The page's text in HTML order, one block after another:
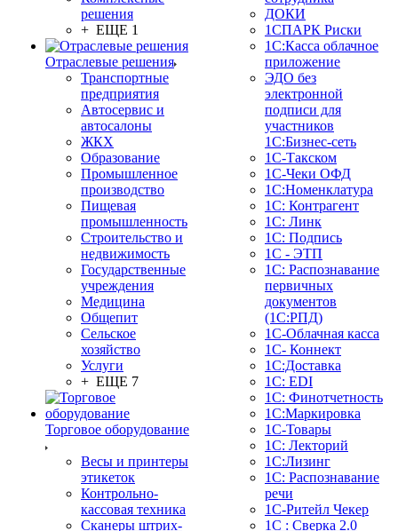
решения
+ ЕЩЕ 1
Отраслевые решения
Транспортные
предприятия
Автосервис и
автосалоны
ЖКХ
Образование
Промышленное
производство
Пищевая
промышленность
Строительство и
недвижимость
Государственные
учреждения
Медицина
Общепит
Сельское
хозяйство
Услуги
+ ЕЩЕ 7
Торговое оборудование
Весы и принтеры
этикеток
Контрольно-
кассовая техника
Сканеры штрих-
ДОКИ
1СПАРК Риски
1С:Касса облачное
приложение
ЭДО без
электронной
подписи для
участников
1С:Бизнес-сеть
1С-Такском
1С-Чеки ОФД
1С:Номенклатура
1С: Контрагент
1С: Линк
1С: Подпись
1С - ЭТП
1С: Распознавание
первичных
документов
(1С:РПД)
1С-Облачная касса
1С- Коннект
1С:Доставка
1С: EDI
1С: Финотчетность
1С:Маркировка
1С-Товары
1С: Лекторий
1С:Лизинг
1С: Распознавание
речи
1C-Ритейл Чекер
1С : Сверка 2.0